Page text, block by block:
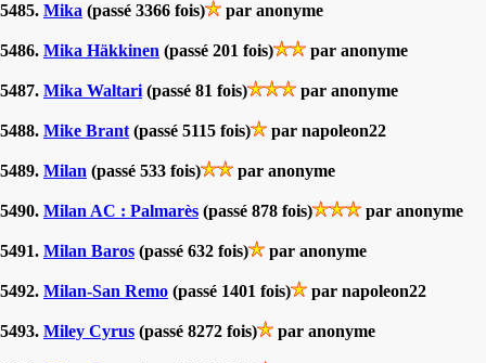
5485. Mika (passé 3366 fois) par anonyme
5486. Mika Häkkinen (passé 201 fois) par anonyme
5487. Mika Waltari (passé 81 fois) par anonyme
5488. Mike Brant (passé 5115 fois) par napoleon22
5489. Milan (passé 533 fois) par anonyme
5490. Milan AC : Palmarès (passé 878 fois) par anonyme
5491. Milan Baros (passé 632 fois) par anonyme
5492. Milan-San Remo (passé 1401 fois) par napoleon22
5493. Miley Cyrus (passé 8272 fois) par anonyme